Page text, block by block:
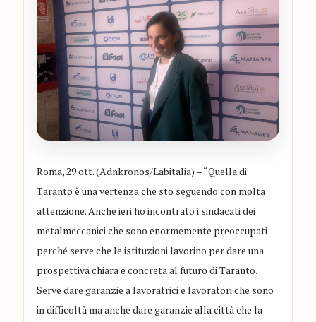
Roma, 29 ott. (Adnkronos/Labitalia) – “Quella di
Taranto è una vertenza che sto seguendo con molta
attenzione. Anche ieri ho incontrato i sindacati dei
metalmeccanici che sono enormemente preoccupati
perché serve che le istituzioni lavorino per dare una
prospettiva chiara e concreta al futuro di Taranto.
Serve dare garanzie a lavoratrici e lavoratori che sono
in difficoltà ma anche dare garanzie alla città che la